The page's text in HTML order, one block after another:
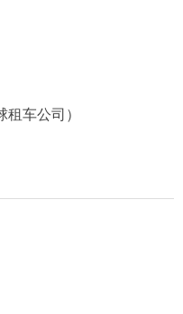
车公司）